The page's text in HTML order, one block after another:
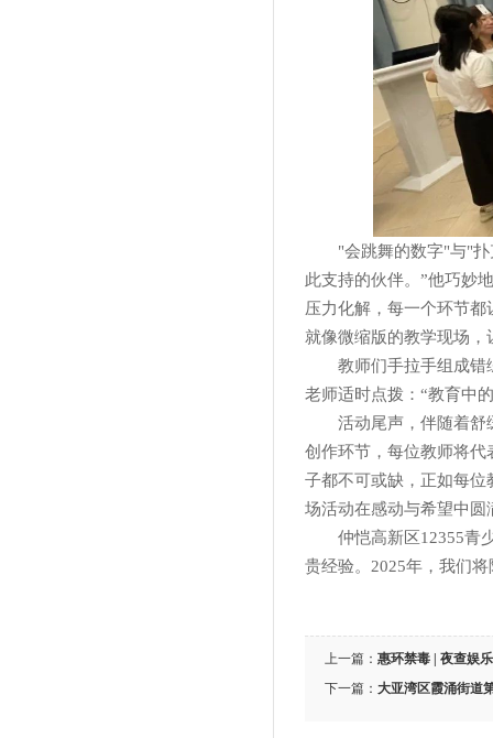
"会跳舞的数字"与"
此支持的伙伴。”他巧妙
压力化解，每一个环节
就像微缩版的教学现场
教师们手拉手组成错
老师适时点拨：“教育中
活动尾声，伴随着舒
创作环节，每位教师将代
子都不可或缺，正如每位
场活动在感动与希望中圆
仲恺高新区12355青
贵经验。2025年，我们
上一篇： 惠环禁毒 | 夜查娱
下一篇： 大亚湾区霞涌街道